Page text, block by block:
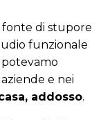
fonte di stupore
funzionale
e nei
addosso.